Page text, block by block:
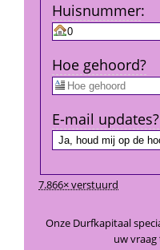
7.866× verstuurd
Onze Durfkapitaal
uw
Huis­nummer:
Hoe gehoord?
E-mail updates?